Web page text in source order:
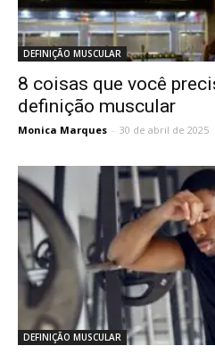
DEFINIÇÃO MUSCULAR
8 coisas que você
definição muscular
Monica Marques - 30 de abril de 2025
DEFINIÇÃO MUSCULAR